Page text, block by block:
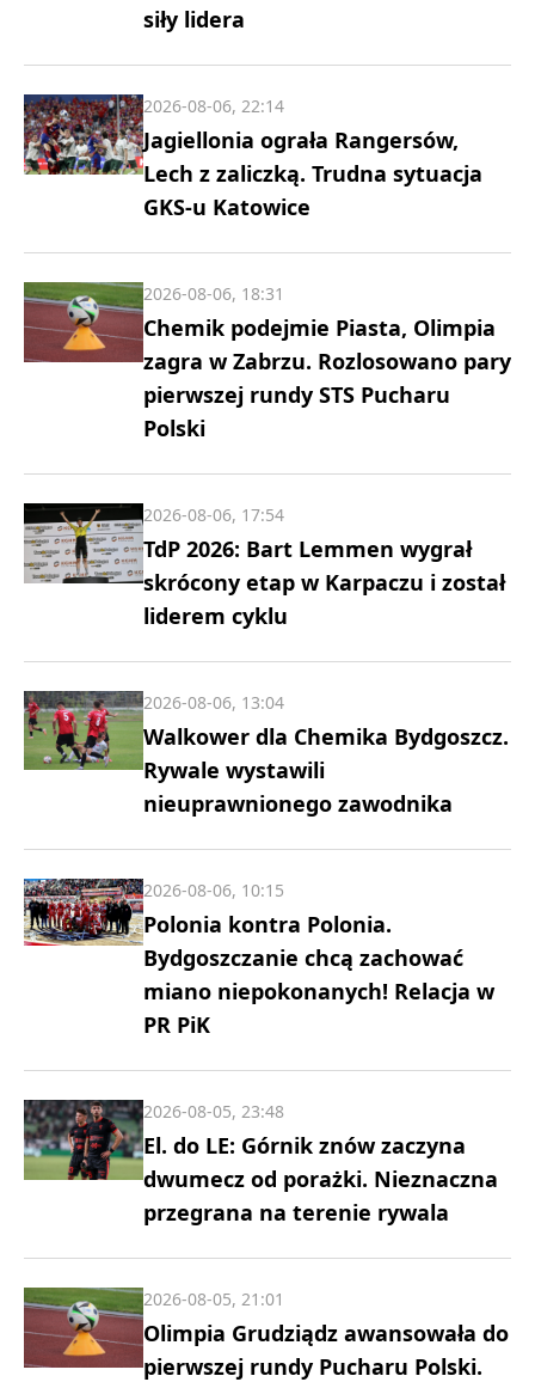
siły lidera
Jagiellonia ograła Rangersów,
Lech z zaliczką. Trudna sytuacja
GKS-u Katowice
2026-08-06, 22:14
Chemik podejmie Piasta, Olimpia
zagra w Zabrzu. Rozlosowano pary
pierwszej rundy STS Pucharu
Polski
2026-08-06, 18:31
TdP 2026: Bart Lemmen wygrał
skrócony etap w Karpaczu i został
liderem cyklu
2026-08-06, 17:54
Walkower dla Chemika Bydgoszcz.
Rywale wystawili
nieuprawnionego zawodnika
2026-08-06, 13:04
Polonia kontra Polonia.
Bydgoszczanie chcą zachować
miano niepokonanych! Relacja w
PR PiK
2026-08-06, 10:15
El. do LE: Górnik znów zaczyna
dwumecz od porażki. Nieznaczna
przegrana na terenie rywala
2026-08-05, 23:48
Olimpia Grudziądz awansowała do
pierwszej rundy Pucharu Polski.
2026-08-05, 21:01